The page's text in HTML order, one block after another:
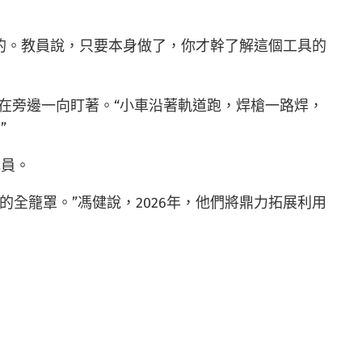
教員說，只要本身做了，你才幹了解這個工具的
邊一向盯著。“小車沿著軌道跑，焊槍一路焊，
。
全籠罩。”馮健說，2026年，他們將鼎力拓展利用